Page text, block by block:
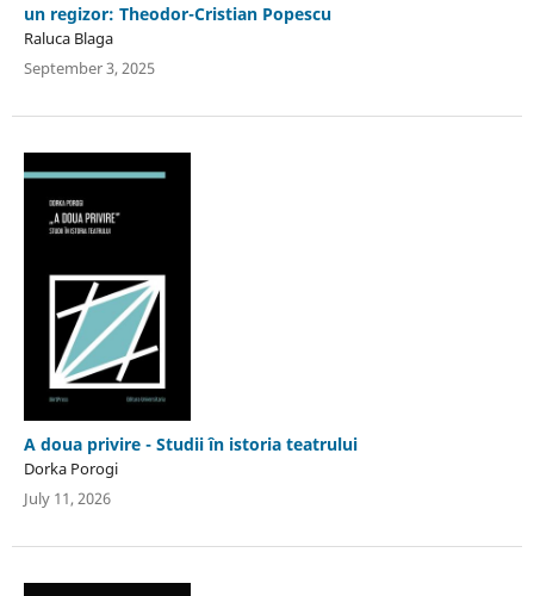
un regizor: Theodor-Cristian Popescu
Raluca Blaga
September 3, 2025
A doua privire - Studii în istoria teatrului
Dorka Porogi
July 11, 2026